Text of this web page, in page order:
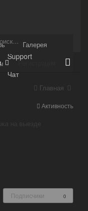
Галерея
Support
Чат
Регистрация
Активность
Главная
Подписчики 0